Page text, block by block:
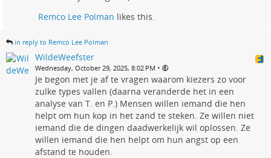
Remco Lee Polman likes this.
in reply to Remco Lee Polman
WildeWeefster
Wednesday, October 29, 2025, 8:02 PM •
Je begon met je af te vragen waarom kiezers zo voor
zulke types vallen (daarna veranderde het in een
analyse van T. en P.) Mensen willen iemand die hen
helpt om hun kop in het zand te steken. Ze willen niet
iemand die de dingen daadwerkelijk wil oplossen. Ze
willen iemand die hen helpt om hun angst op een
afstand te houden.